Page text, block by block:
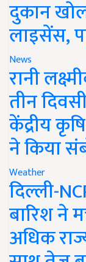
दुकान
लाइसेंस,
News
रानी
तीन
केंद्रीय
ने किया
Weather
दिल्ली-
बारिश ने
अधिक